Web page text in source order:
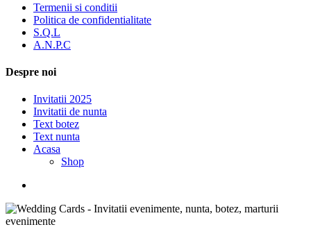
Termenii si conditii
Politica de confidentialitate
S.Q.L
A.N.P.C
Despre noi
Invitatii 2025
Invitatii de nunta
Text botez
Text nunta
Acasa
Shop